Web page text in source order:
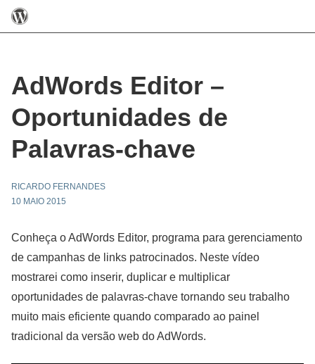
AdWords Editor –
Oportunidades de
Palavras-chave
RICARDO FERNANDES
10 MAIO 2015
Conheça o AdWords Editor, programa para gerenciamento
de campanhas de links patrocinados. Neste vídeo
mostrarei como inserir, duplicar e multiplicar
oportunidades de palavras-chave tornando seu trabalho
muito mais eficiente quando comparado ao painel
tradicional da versão web do AdWords.